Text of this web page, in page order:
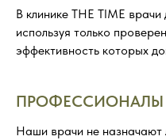
В клинике THE TIME врачи
используя только
эффективность которых
ПРОФЕССИОНАЛЫ
Наши врачи не назначают